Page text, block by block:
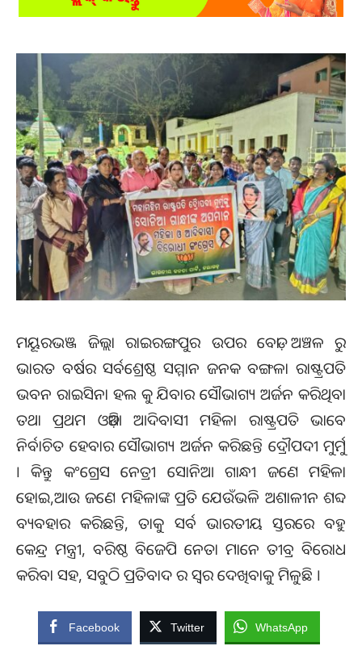
ମୟୂରଭଞ୍ଜ ଜିଲ୍ଲା ରାଇରଙ୍ଗପୁର ଉପର ବେଡ଼ା ଅଞ୍ଚଳ ରୁ
ଭାରତ ବର୍ଷର ସର୍ବଶ୍ରେଷ୍ଠ ସମ୍ମାନ ଜନକ ବଙ୍ଗଳା ରାଷ୍ଟ୍ରପତି
ଭବନ ରାଇସିନା ହଲ କୁ ଯିବାର ସୌଭାଗ୍ୟ ଅର୍ଜନ କରିଥିବା
ତଥା ପ୍ରଥମ ଓଡ଼ିଆ ଆଦିବାସୀ ମହିଳା ରାଷ୍ଟ୍ରପତି ଭାବେ
ନିର୍ବାଚିତ ହେବାର ସୌଭାଗ୍ୟ ଅର୍ଜନ କରିଛନ୍ତି ଦ୍ରୌପଦୀ ମୁର୍ମୁ
। କିନ୍ତୁ କଂଗ୍ରେସ ନେତ୍ରୀ ସୋନିଆ ଗାନ୍ଧୀ ଜଣେ ମହିଳା
ହୋଇ,ଆଉ ଜଣେ ମହିଳାଙ୍କ ପ୍ରତି ଯେଉଁଭଳି ଅଶାଳୀନ ଶବ୍ଦ
ବ୍ୟବହାର କରିଛନ୍ତି, ତାକୁ ସର୍ବ ଭାରତୀୟ ସ୍ତରରେ ବହୁ
କେନ୍ଦ୍ର ମନ୍ତ୍ରୀ, ବରିଷ୍ଠ ବିଜେପି ନେତା ମାନେ ତୀବ୍ର ବିରୋଧ
କରିବା ସହ, ସବୁଠି ପ୍ରତିବାଦ ର ସ୍ଵର ଦେଖିବାକୁ ମିଳୁଛି ।
Facebook Twitter WhatsApp